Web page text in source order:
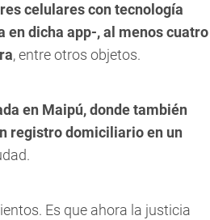
celulares con tecnología
en dicha app-, al menos cuatro
, entre otros objetos.
en Maipú, donde también
registro domiciliario en un
Es que ahora la justicia